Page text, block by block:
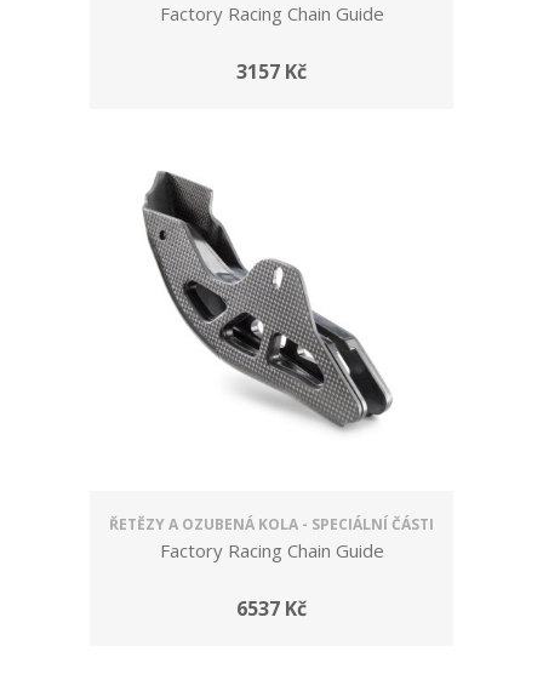
Factory Racing Chain Guide
3157 Kč
ŘETĚZY A OZUBENÁ KOLA - SPECIÁLNÍ ČÁSTI
Factory Racing Chain Guide
6537 Kč